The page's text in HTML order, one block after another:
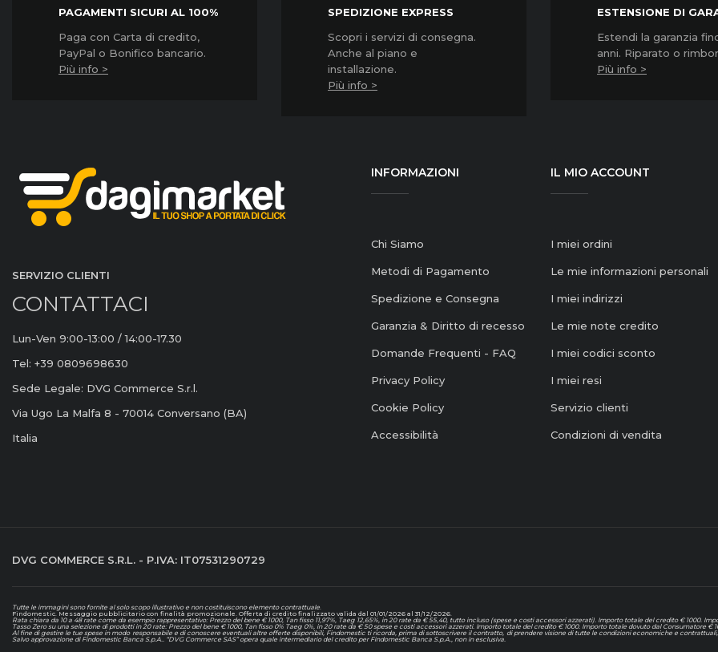
PAGAMENTI SICURI AL 100%
Paga con Carta di credito,
PayPal o Bonifico bancario.
Più info >
SPEDIZIONE EXPRESS
Scopri i servizi di consegna.
Anche al piano e
installazione.
Più info >
ESTENSIONE DI
Estendi la garanzia
anni. Riparato o
Più info >
SERVIZIO CLIENTI
CONTATTACI
Lun-Ven 9:00-13:00 / 14:00-17.30
Tel: +39 0809698630
Sede Legale: DVG Commerce S.r.l.
Via Ugo La Malfa 8 - 70014 Conversano (BA)
Italia
INFORMAZIONI
Chi Siamo
Metodi di Pagamento
Spedizione e Consegna
Garanzia & Diritto di recesso
Domande Frequenti - FAQ
Privacy Policy
Cookie Policy
Accessibilità
IL MIO ACCOUNT
I miei ordini
Le mie informazioni personali
I miei indirizzi
Le mie note credito
I miei codici sconto
I miei resi
Servizio clienti
Condizioni di vendita
DVG COMMERCE S.R.L. - P.IVA: IT07531290729
Tutte le immagini sono fornite al solo scopo illustrativo e non costituiscono elemento contrattuale
Findomestic. Messaggio pubblicitario con finalità promozionale. Offerta di credito finalizzato valida dal 01/01/2026 al 31/12/2026.
Rata chiara da 10 a 48 rate come da esempio rappresentativo: Prezzo del bene € 1000, Tan fisso 11,97%, Taeg 12,65%, in 20 rate da € 55,40, tutto incluso (spese e costi accessori azzerati). Importo totale del credito € 1000.
Tasso Zero su una selezione di prodotti in 20 rate: Prezzo del bene € 1000, Tan fisso 0% Taeg 0%, in 20 rate da € 50 spese e costi accessori azzerati. Importo totale del credito € 1000. Importo totale dovuto dal Consumatore €
Al fine di gestire le tue spese in modo responsabile e di conoscere eventuali altre offerte disponibili, Findomestic ti ricorda, prima di sottoscrivere il contratto, di prendere visione di tutte le condizioni economiche e
Salvo approvazione di Findomestic Banca S.p.A.. “DVG Commerce SAS” opera quale intermediario del credito per Findomestic Banca S.p.A., non in esclusiva.